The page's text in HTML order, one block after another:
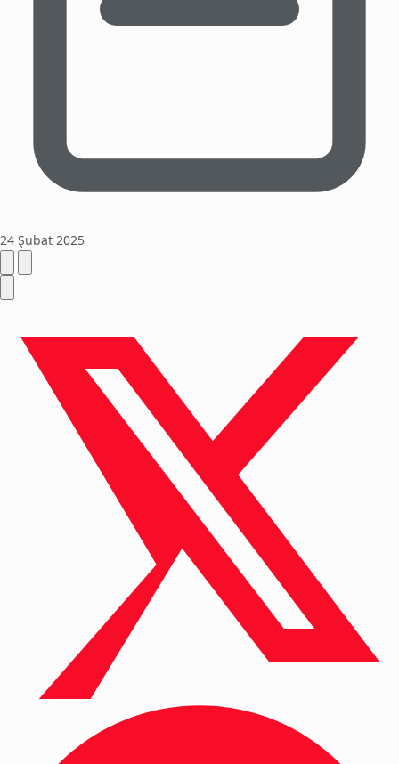
24 Şubat 2025